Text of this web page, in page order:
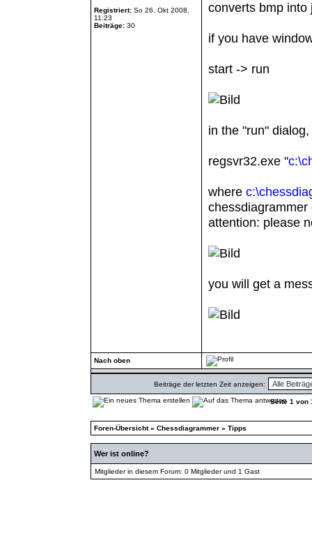
Registriert: So 26. Okt 2008,
11:23
Beiträge: 30
converts bmp into
if you have
start -> run
in the "run"
regsvr32.exe "
where
attention: please
you will get a
Nach oben
Beiträge der letzten Zeit anzeigen:
Seite 1 von
Foren-Übersicht» Chessdiagrammer » Tipps
Wer ist online?
Mitglieder in diesem Forum: 0 Mitglieder und 1 Gast